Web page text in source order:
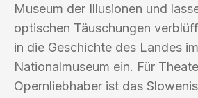
Museum der Illusionen und
optischen Täuschungen
in die Geschichte des Landes im
Nationalmuseum ein. Für
Opernliebhaber ist das